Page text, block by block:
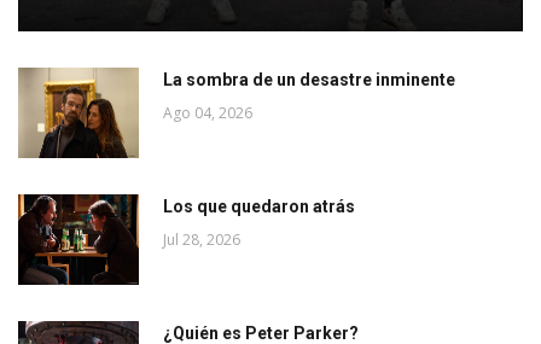
La sombra de un desastre inminente
Ago 04, 2026
Los que quedaron atrás
Jul 28, 2026
¿Quién es Peter Parker?